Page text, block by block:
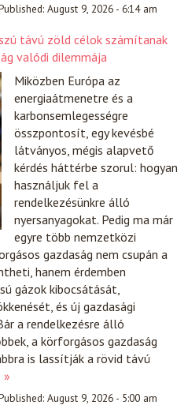
August 9, 2026 - 6:14 am
távú zöld célok számítanak
valódi dilemmája
Miközben Európa az
energiaátmenetre és a
karbonsemlegességre
összpontosít, egy kevésbé
látványos, mégis alapvető
kérdés háttérbe szorul: hogyan
használjuk fel a
rendelkezésünkre álló
nyersanyagokat. Pedig ma már
egyre több nemzetközi
gazdaság nem csupán a
hanem érdemben
gázok kibocsátását,
és új gazdasági
a rendelkezésre álló
a körforgásos gazdaság
is lassítják a rövid távú
»
August 9, 2026 - 5:00 am